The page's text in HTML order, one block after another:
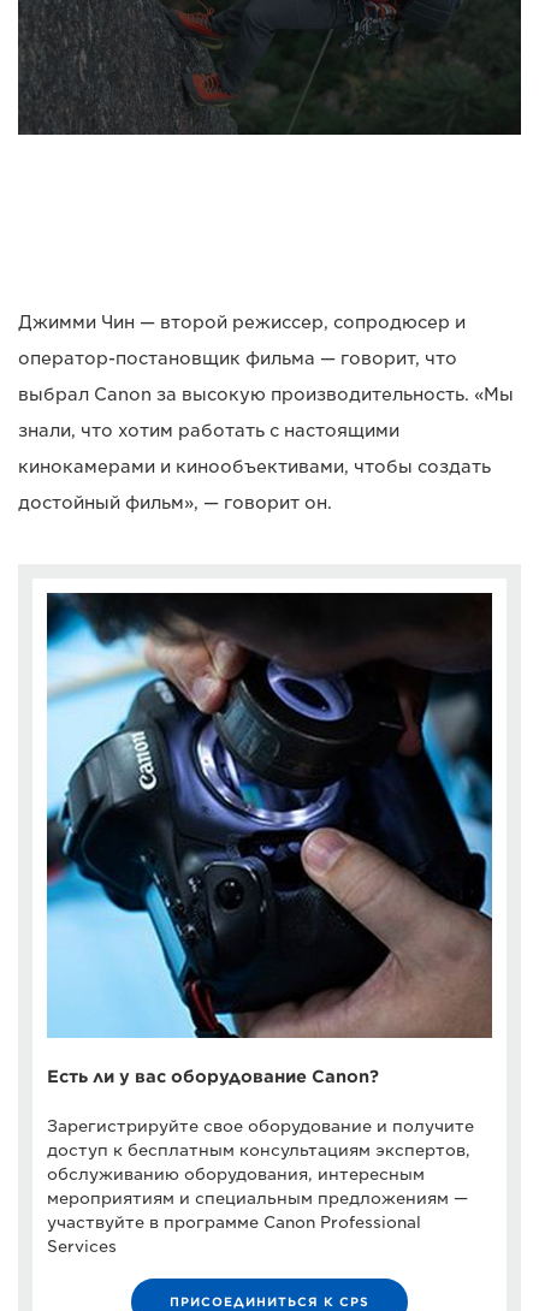
Джимми Чин — второй режиссер, сопродюсер и
оператор-постановщик фильма — говорит, что
выбрал Canon за высокую производительность. «Мы
знали, что хотим работать с настоящими
кинокамерами и кинообъективами, чтобы создать
достойный фильм», — говорит он.
Есть ли у вас оборудование Canon?
Зарегистрируйте свое оборудование и получите
доступ к бесплатным консультациям экспертов,
обслуживанию оборудования, интересным
мероприятиям и специальным предложениям —
участвуйте в программе Canon Professional
Services
ПРИСОЕДИНИТЬСЯ К CPS